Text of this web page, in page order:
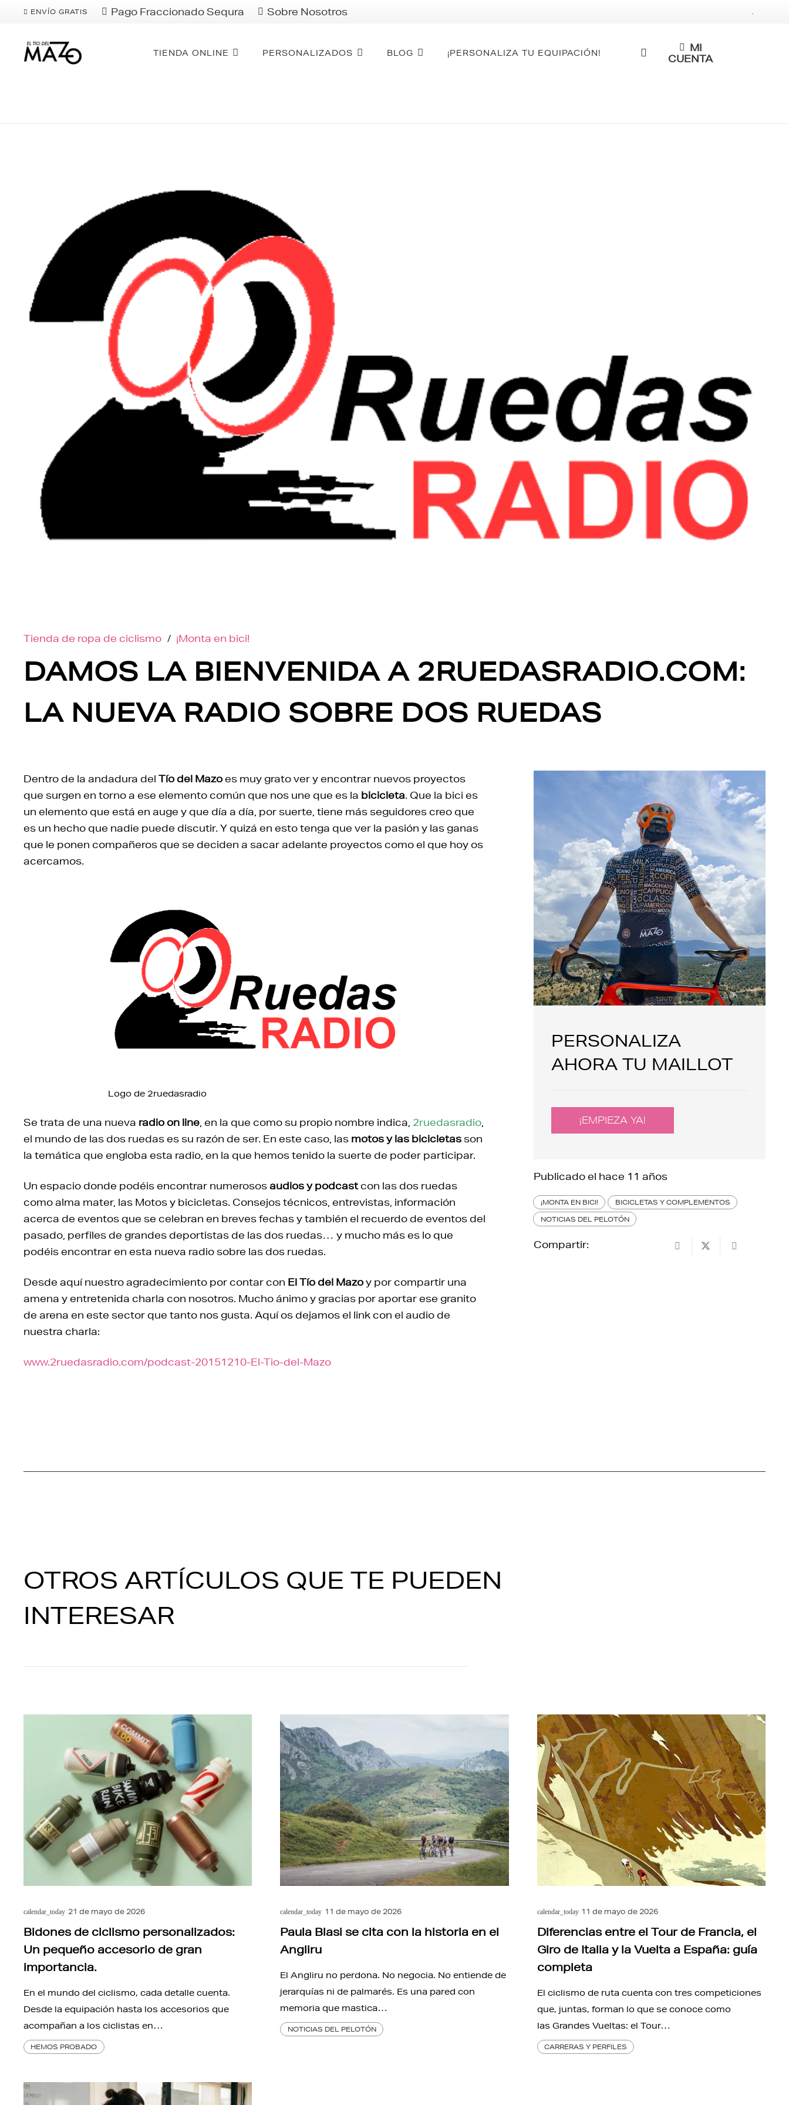
ENVÍO GRATIS Pago Fraccionado Sequra Sobre Nosotros .
TIENDA ONLINE PERSONALIZADOS BLOG ¡PERSONALIZA TU EQUIPACIÓN!
MI
CUENTA
Tienda de ropa de ciclismo / ¡Monta en bici!
DAMOS LA BIENVENIDA A 2RUEDASRADIO.COM:
LA NUEVA RADIO SOBRE DOS RUEDAS
Dentro de la andadura del Tío del Mazoes muy grato ver y encontrar nuevos proyectos
que surgen en torno a ese elemento común que nos une que es la bicicleta. Que la bici es
un elemento que está en auge y que día a día, por suerte, tiene más seguidores creo que
es un hecho que nadie puede discutir. Y quizá en esto tenga que ver la pasión y las ganas
que le ponen compañeros que se deciden a sacar adelante proyectos como el que hoy os
acercamos.
Logo de 2ruedasradio
Se trata de una nueva radio on line , en la que como su propio nombre indica, 2ruedasradio
el mundo de las dos ruedas es su razón de ser. En este caso, las motos y las bicicletas son
la temática que engloba esta radio, en la que hemos tenido la suerte de poder participar.
Un espacio donde podéis encontrar numerososaudios y podcastcon las dos ruedas
como alma mater, las Motos y bicicletas. Consejos técnicos, entrevistas, información
acerca de eventos que se celebran en breves fechas y también el recuerdo de eventos del
pasado, perfiles de grandes deportistas de las dos ruedas… y mucho más es lo que
podéis encontrar en esta nueva radio sobre las dos ruedas.
Desde aquí nuestro agradecimiento por contar con El Tío del Mazoy por compartir una
amena y entretenida charla con nosotros. Mucho ánimo y gracias por aportar ese granito
de arena en este sector que tanto nos gusta. Aquí os dejamos el link con el audio de
nuestra charla:
www.2ruedasradio.com/podcast-20151210-El-Tio-del-Mazo
PERSONALIZA
AHORA TU MAILLOT
¡EMPIEZA YA!
Publicado el hace 11 años
¡MONTA EN BICI!
BICICLETAS Y COMPLEMENTOS
NOTICIAS DEL PELOTÓN
Compartir:
OTROS ARTÍCULOS QUE TE PUEDEN
INTERESAR
calendar_today 21 de mayo de 2026
Bidones de ciclismo personalizados:
Un pequeño accesorio de gran
importancia.
En el mundo del ciclismo, cada detalle cuenta.
Desde la equipación hasta los accesorios que
acompañan a los ciclistas en…
HEMOS PROBADO
calendar_today 11 de mayo de 2026
Paula Blasi se cita con la historia en el
Angliru
El Angliru no perdona. No negocia. No entiende de
jerarquías ni de palmarés. Es una pared con
memoria que mastica…
NOTICIAS DEL PELOTÓN
calendar_today 11 de mayo de 2026
Diferencias entre el Tour de Francia, el
Giro de Italia y la Vuelta a España: guía
completa
El ciclismo de ruta cuenta con tres competiciones
que, juntas, forman lo que se conoce como
las Grandes Vueltas: el Tour…
CARRERAS Y PERFILES